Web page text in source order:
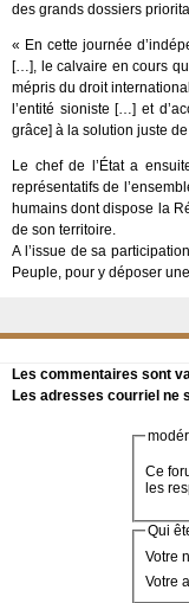
des grands dossiers
« En cette journée
[…], le calvaire en cours
mépris du droit
l’entité sioniste […] et
grâce] à la solution juste
Le chef de l’État a
représentatifs de
humains dont dispose la
de son territoire.
A l’issue de sa
Peuple, pour y déposer
Les commentaires sont
Les adresses courriel ne
Ce
les
Qui
Votre
Votre